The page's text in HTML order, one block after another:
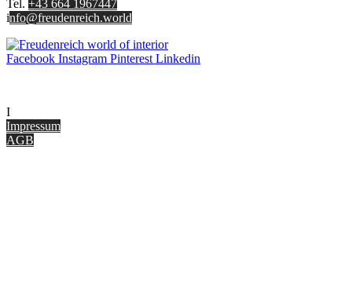
Tel. +43 664 1967447
info@freudenreich.world
Facebook Instagram Pinterest Linkedin
I
Impressum
AGB